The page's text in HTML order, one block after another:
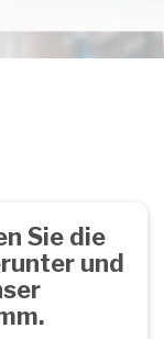
Sie die
und